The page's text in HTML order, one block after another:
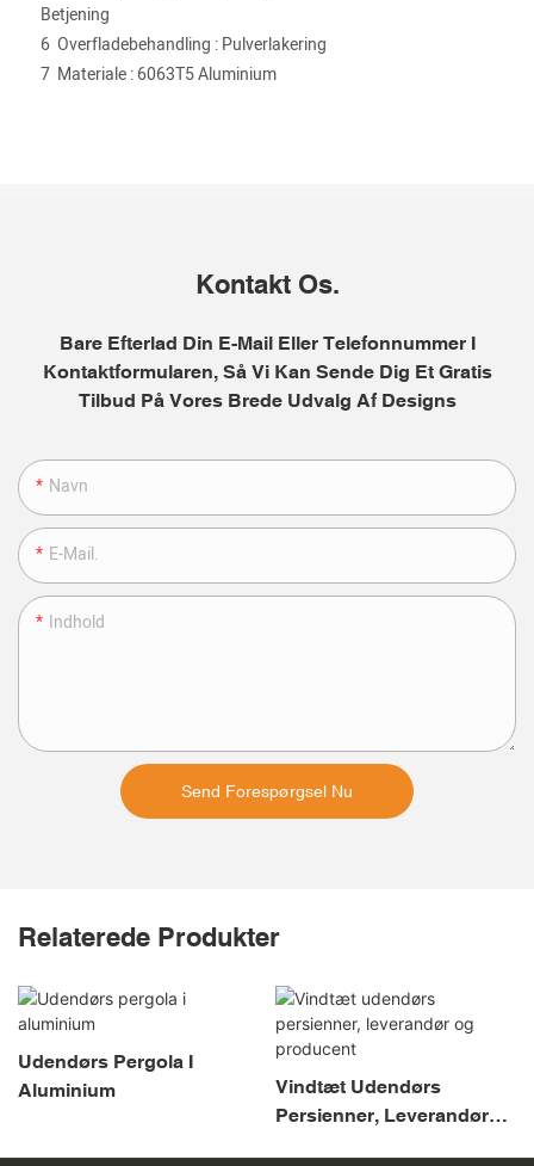
Betjening
6 Overfladebehandling :Pulverlakering
7 Materiale:6063T5 Aluminium
Kontakt Os.
Bare Efterlad Din E-Mail Eller Telefonnummer I
Kontaktformularen, Så Vi Kan Sende Dig Et Gratis
Tilbud På Vores Brede Udvalg Af Designs
Navn
E-Mail.
Indhold
Send Forespørgsel Nu
Relaterede Produkter
Udendørs Pergola I
Aluminium
Vindtæt Udendørs
Persienner, Leverandør